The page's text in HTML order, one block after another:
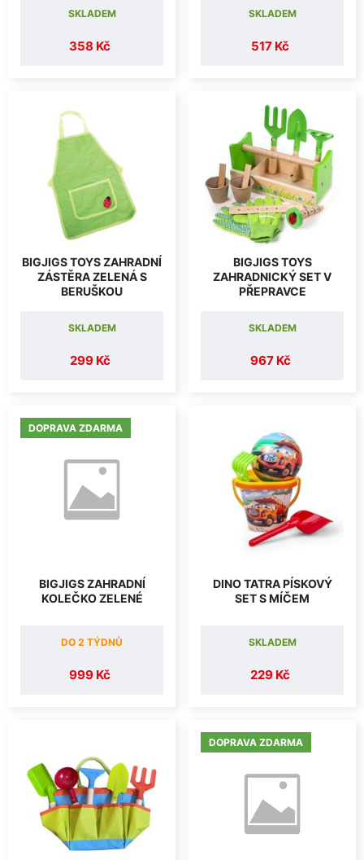
358 Kč
SKLADEM
517 Kč
SKLADEM
BIGJIGS TOYS ZAHRADNÍ
ZÁSTĚRA ZELENÁ S
BERUŠKOU
299 Kč
SKLADEM
BIGJIGS TOYS
ZAHRADNICKÝ SET V
PŘEPRAVCE
967 Kč
SKLADEM
DOPRAVA ZDARMA
BIGJIGS ZAHRADNÍ
KOLEČKO ZELENÉ
999 Kč
DO 2 TÝDNŮ
DINO TATRA PÍSKOVÝ
SET S MÍČEM
229 Kč
SKLADEM
DOPRAVA ZDARMA